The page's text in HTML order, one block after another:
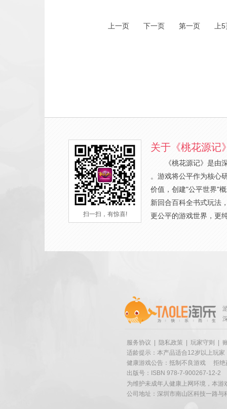
上一页 下一页 第一页 上
扫一扫，有惊喜!
关于《桃花源记
《桃花源记》是由
。游戏将公平作为核心
价值，创建"公平世界"
新回合百科全书式玩法
更公平的游戏世界，更
服务协议 隐私政策 玩家守则
适龄提示：本产品适合12岁以上玩家
健康游戏公告：抵制不良游戏
拒绝
出版号：ISBN 978-7-900267-12-2
为维护未成年人健康上网环境，本
公司地址：深圳市南山区科技一路